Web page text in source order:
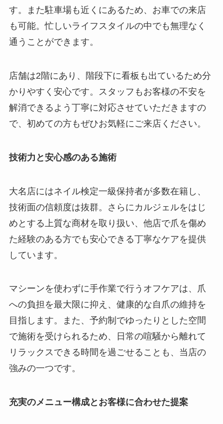
す。また駐車場も近くにあるため、お車での来店
も可能。忙しいライフスタイルの中でも無理なく
通うことができます。
店舗は2階にあり、階段下に看板も出ているため分
かりやすく安心です。スタッフもお客様の不安を
解消できるよう丁寧に対応させていただきますの
で、初めての方もぜひお気軽にご来店ください。
技術力と安心感のある施術
大名店にはネイル検定一級保持者が多数在籍し、
技術面の信頼度は抜群。さらにカルジェルをはじ
めとする上質な商材を取り扱い、他店で爪を傷め
た経験のある方でも安心できる丁寧なケアを提供
しています。
マシーンを使わずに手作業で行うオフケアは、爪
への負担を最大限に抑え、健康的な自爪の維持を
目指します。また、予約制でゆったりとした空間
で施術を受けられるため、日常の喧騒から離れて
リラックスできる時間を過ごせることも、当店の
強みの一つです。
充実のメニュー構成とお客様に合わせた提案